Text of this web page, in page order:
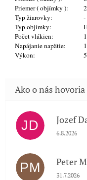
Priemer ( objímky ):
Typ žiarovky:
-
Typ objímky:
Počet vlákien:
1
Napájanie napätie:
Výkon:
JD Jozef
6.8.2026
PM Peter
31.7.2026